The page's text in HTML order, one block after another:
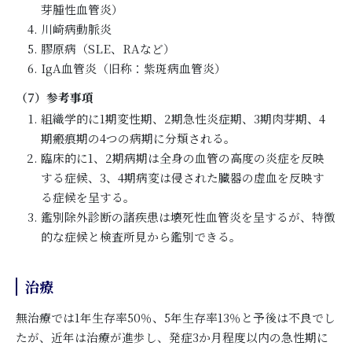
芽腫性血管炎）
川崎病動脈炎
膠原病（SLE、RAなど）
IgA血管炎（旧称：紫斑病血管炎）
（7）参考事項
組織学的に1期変性期、2期急性炎症期、3期肉芽期、4
期瘢痕期の4つの病期に分類される。
臨床的に1、2期病期は全身の血管の高度の炎症を反映
する症候、3、4期病変は侵された臓器の虚血を反映す
る症候を呈する。
鑑別除外診断の諸疾患は壊死性血管炎を呈するが、特徴
的な症候と検査所見から鑑別できる。
治療
無治療では1年生存率50％、5年生存率13％と予後は不良でし
たが、近年は治療が進歩し、発症3か月程度以内の急性期に